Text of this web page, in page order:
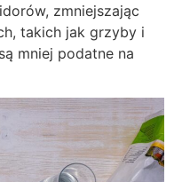
zmniejszając
takich jak grzyby i
mniej podatne na